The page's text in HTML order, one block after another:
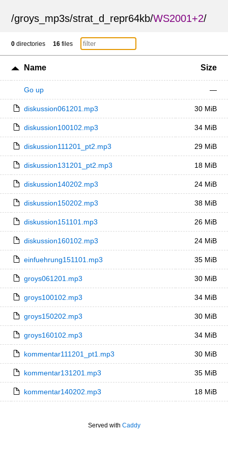
/groys_mp3s/strat_d_repr64kb/WS2001+2/
0 directories 16 files
Name Size
Go up —
diskussion061201.mp3 30 MiB
diskussion100102.mp3 34 MiB
diskussion111201_pt2.mp3 29 MiB
diskussion131201_pt2.mp3 18 MiB
diskussion140202.mp3 24 MiB
diskussion150202.mp3 38 MiB
diskussion151101.mp3 26 MiB
diskussion160102.mp3 24 MiB
einfuehrung151101.mp3 35 MiB
groys061201.mp3 30 MiB
groys100102.mp3 34 MiB
groys150202.mp3 30 MiB
groys160102.mp3 34 MiB
kommentar111201_pt1.mp3 30 MiB
kommentar131201.mp3 35 MiB
kommentar140202.mp3 18 MiB
Served with Caddy